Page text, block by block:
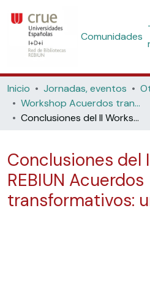
Comunidades
Inicio Jornadas, eventos
Workshop Acuerdos transformativos II: un año después. 2022
Conclusiones del II Workshop REBIUN Acuerdos transformativos: un año después
Conclusiones del
REBIUN Acuerdos
transformativos: